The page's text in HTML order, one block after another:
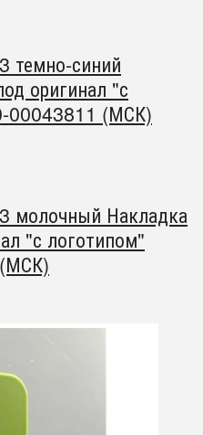
темно-синий
оригинал "с
00043811 (МСК)
молочный Накладка
"с логотипом"